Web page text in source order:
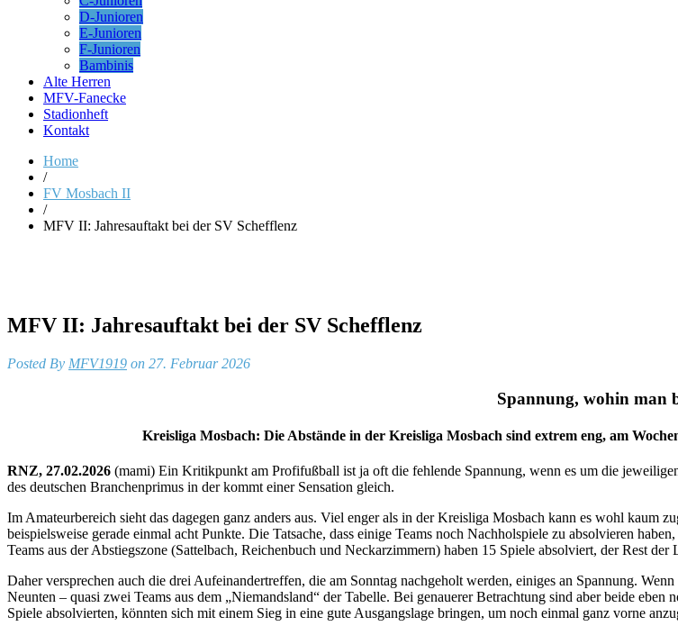
D-Junioren
E-Junioren
F-Junioren
Bambinis
Alte Herren
MFV-Fanecke
Stadionheft
Kontakt
Home
/
FV Mosbach II
/
MFV II: Jahresauftakt bei der SV Schefflenz
MFV II: Jahresauftakt bei der SV Schefflenz
Posted By MFV1919 on 27. Februar 2026
Spannung, wohin man
Kreisliga Mosbach: Die Abstände in der Kreisliga Mosbach sind extrem eng, am
RNZ, 27.02.2026 (mami) Ein Kritikpunkt am Profifußball ist ja oft die fehlende Spannung, wenn es um die
des deutschen Branchenprimus in der kommt einer Sensation gleich.
Im Amateurbereich sieht das dagegen ganz anders aus. Viel enger als in der Kreisliga Mosbach kann es wohl kaum
beispielsweise gerade einmal acht Punkte. Die Tatsache, dass einige Teams noch Nachholspiele zu absolvieren
Teams aus der Abstiegszone (Sattelbach, Reichenbuch und Neckarzimmern) haben 15 Spiele absolviert, der Rest der
Daher versprechen auch die drei Aufeinandertreffen, die am Sonntag nachgeholt werden, einiges an Spannung.
Neunten – quasi zwei Teams aus dem „Niemandsland“ der Tabelle. Bei genauerer Betrachtung sind aber beide
Spiele absolvierten, könnten sich mit einem Sieg in eine gute Ausgangslage bringen, um noch einmal ganz vorne